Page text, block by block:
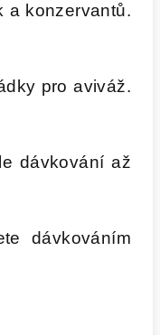
a konzervantů.
pro aviváž.
dávkování až
dávkováním